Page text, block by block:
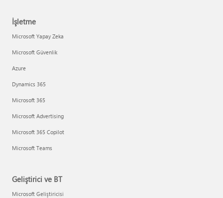
İşletme
Microsoft Yapay Zeka
Microsoft Güvenlik
Azure
Dynamics 365
Microsoft 365
Microsoft Advertising
Microsoft 365 Copilot
Microsoft Teams
Geliştirici ve BT
Microsoft Geliştiricisi